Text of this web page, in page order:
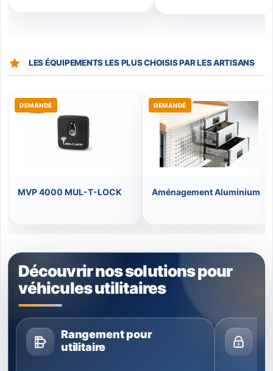
LES ÉQUIPEMENTS LES PLUS CHOISIS PAR LES ARTISANS
DEMANDÉ
MVP 4000 MUL-T-LOCK
DEMANDÉ
Aménagement Aluminium
Découvrir nos solutions pour
véhicules utilitaires
Rangement pour
utilitaire